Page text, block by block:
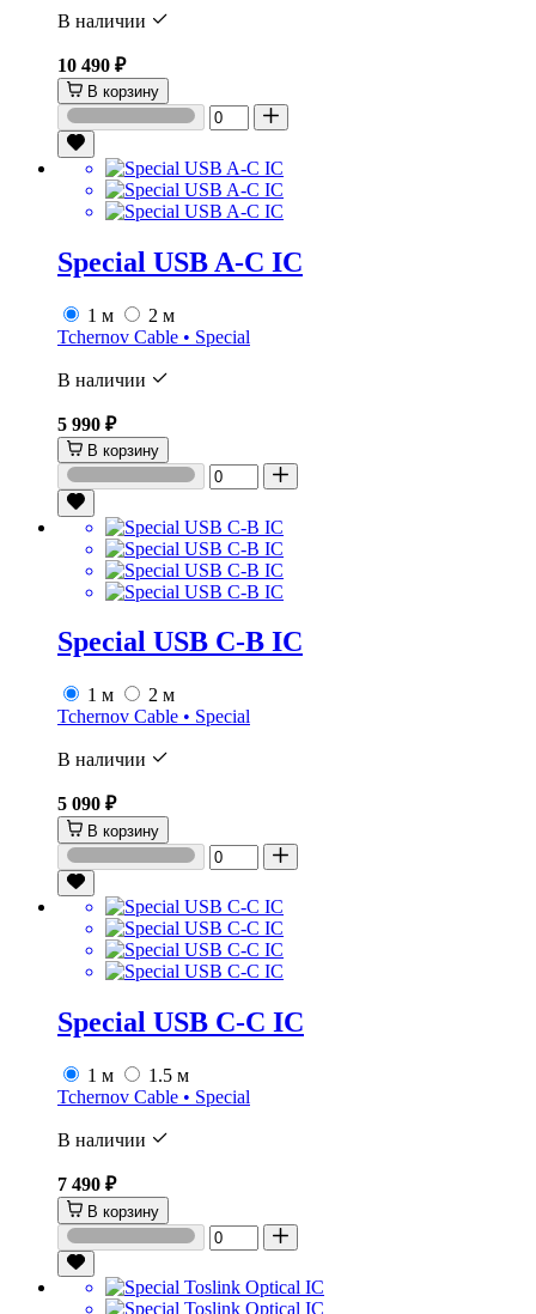
В наличии
10 490 ₽
В корзину
Special USB A-C IC
1 м
2 м
Tchernov Cable • Special
В наличии
5 990 ₽
В корзину
Special USB C-B IC
1 м
2 м
Tchernov Cable • Special
В наличии
5 090 ₽
В корзину
Special USB C-C IC
1 м
1.5 м
Tchernov Cable • Special
В наличии
7 490 ₽
В корзину